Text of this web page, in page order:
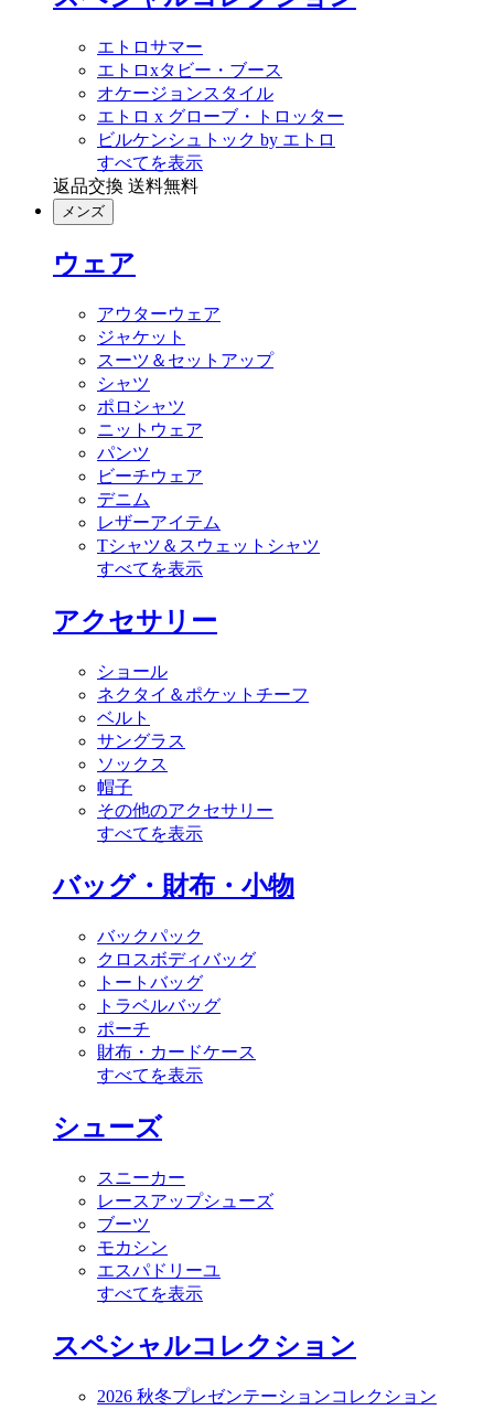
エトロサマー
エトロxタビー・ブース
オケージョンスタイル
エトロ x グローブ・トロッター
ビルケンシュトック by エトロ
すべてを表示
返品交換 送料無料
メンズ
ウェア
アウターウェア
ジャケット
スーツ＆セットアップ
シャツ
ポロシャツ
ニットウェア
パンツ
ビーチウェア
デニム
レザーアイテム
Tシャツ＆スウェットシャツ
すべてを表示
アクセサリー
ショール
ネクタイ＆ポケットチーフ
ベルト
サングラス
ソックス
帽子
その他のアクセサリー
すべてを表示
バッグ・財布・小物
バックパック
クロスボディバッグ
トートバッグ
トラベルバッグ
ポーチ
財布・カードケース
すべてを表示
シューズ
スニーカー
レースアップシューズ
ブーツ
モカシン
エスパドリーユ
すべてを表示
スペシャルコレクション
2026 秋冬プレゼンテーションコレクション